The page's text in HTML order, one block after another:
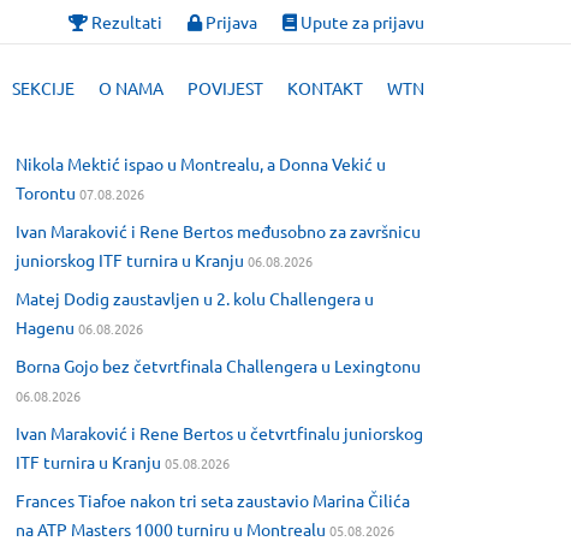
Rezultati Prijava Upute za prijavu
SEKCIJE O NAMA POVIJEST KONTAKT WTN
Nikola Mektić ispao u Montrealu, a Donna Vekić u
Torontu 07.08.2026
Ivan Maraković i Rene Bertos međusobno za završnicu
juniorskog ITF turnira u Kranju 06.08.2026
Matej Dodig zaustavljen u 2. kolu Challengera u
Hagenu 06.08.2026
Borna Gojo bez četvrtfinala Challengera u Lexingtonu
06.08.2026
Ivan Maraković i Rene Bertos u četvrtfinalu juniorskog
ITF turnira u Kranju 05.08.2026
Frances Tiafoe nakon tri seta zaustavio Marina Čilića
na ATP Masters 1000 turniru u Montrealu 05.08.2026